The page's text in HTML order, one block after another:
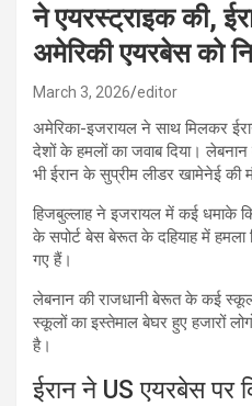
ने एयरस्ट्राइक की,
अमेरिकी एयरबेस को
March 3, 2026 editor
अमेरिका-इजरायल ने साथ मिलकर
देशों के हमलों का जवाब दिया।
भी ईरान के सुप्रीम लीडर खामेनेई की
हिजबुल्लाह ने इजरायल में कई धमाके
के सपोर्ट बेस बेरूत के दहियाह में हमला
गए हैं।
लेबनान की राजधानी बेरूत के कई
स्कूलों का इस्तेमाल बेघर हुए हजारों
है।
ईरान ने US एयरबेस पर